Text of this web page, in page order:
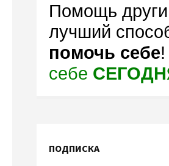
Помощь
лучший
помочь себе!
себе
ПОДПИСКА